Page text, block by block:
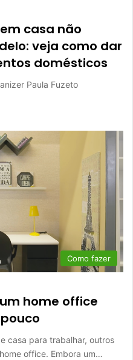
casa não
veja como dar
domésticos
Paula Fuzeto
Como fazer
home office
casa para trabalhar, outros
office. Embora um…